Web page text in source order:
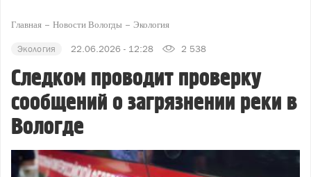
Главная Новости Вологды Экология
Экология 22.06.2026 - 12:28 2 538
Следком проводит проверку
сообщений о загрязнении реки в
Вологде